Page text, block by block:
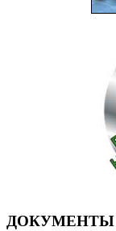
ДОКУМЕНТЫ